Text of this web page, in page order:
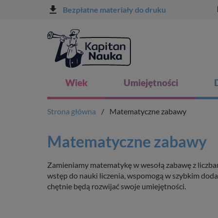
file_download Bezpłatne materiały do druku
Wiek Umiejętności
Strona główna Matematyczne zabawy
Matematyczne zabawy
Zamieniamy matematykę w wesołą zabawę z
wstęp do nauki liczenia, wspomogą w szybkim
chętnie będą rozwijać swoje umiejętności.